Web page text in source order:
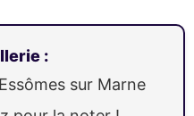
:
Essômes sur Marne